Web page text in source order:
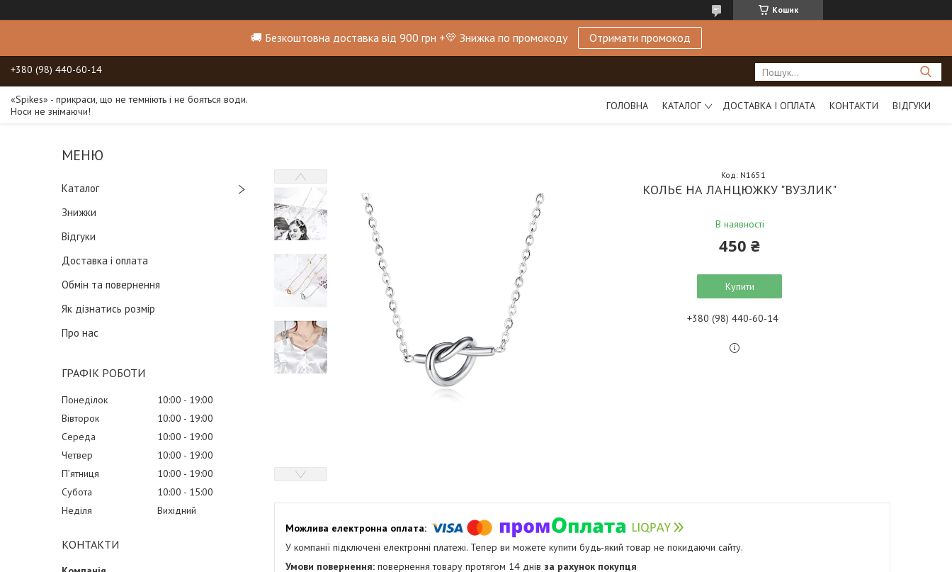
Кошик
🚚 Безкоштовна доставка від 900 грн +💛 Знижка по промокоду Отримати промокод
+380 (98) 440-60-14
«Spikes» - прикраси, що не темніють і не бояться води.
Носи не знімаючи!
ГОЛОВНА КАТАЛОГ ДОСТАВКА І ОПЛАТА КОНТАКТИ ВІДГУКИ
Каталог
Знижки
Відгуки
Доставка і оплата
Обмін та повернення
Як дізнатись розмір
Про нас
ГРАФІК РОБОТИ
Понеділок 10:00
19:00
Вівторок
10:00
19:00
Середа
10:00
19:00
Четвер
10:00
19:00
Пʼятниця
10:00
19:00
Субота
10:00
15:00
Неділя
Вихідний
КОНТАКТИ
КОЛЬЄ НА ЛАНЦЮЖКУ "ВУЗЛИК"
В наявності
Код: N1651
450 ₴
Купити
+380 (98) 440-60-14
У компанії підключені електронні платежі. Тепер ви можете купити будь-який товар не покидаючи сайту.
повернення товару протягом 14 днів за рахунок покупця